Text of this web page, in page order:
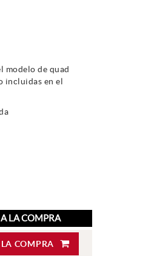
modelo de quad
incluidas en el
LA COMPRA
COMPRA